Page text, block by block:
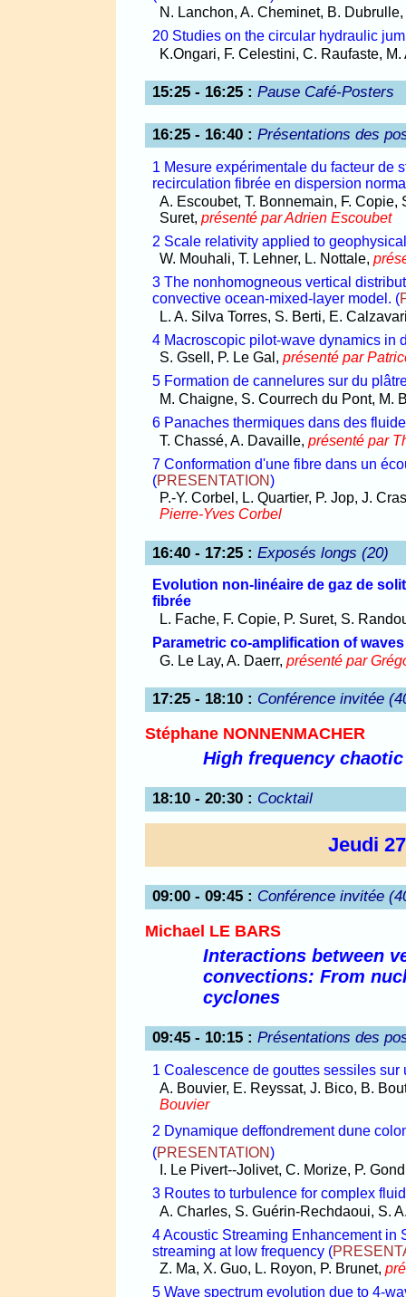
N. Lanchon, A. Cheminet, B. Dubrulle,
20 Studies on the circular hydraulic
K.Ongari, F. Celestini, C. Raufaste,
15:25 - 16:25 :Pause Café­-Posters
16:25 - 16:40 :Présentations des
1 Mesure expérimentale du facteur de
recirculation fibrée en dispersion
A. Escoubet, T. Bonnemain, F.
Suret, présenté par Adrien Escoubet
2 Scale relativity applied to
W. Mouhali, T. Lehner, L. Nottale,
3 The nonhomogneous vertical
convective ocean-mixed-layer model. (
L. A. Silva Torres, S. Berti, E.
4 Macroscopic pilot-wave dynamics in
S. Gsell, P. Le Gal, présenté par
5 Formation de cannelures sur du
M. Chaigne, S. Courrech du Pont, M.
6 Panaches thermiques dans des
T. Chassé, A. Davaille, présenté par
7 Conformation d'une fibre dans un
(PRESENTATION)
P.-Y. Corbel, L. Quartier, P. Jop, J.
Pierre-Yves Corbel
16:40 - 17:25 :Exposés longs (20)
Evolution non-linéaire de gaz de
fibrée
L. Fache, F. Copie, P. Suret, S.
Parametric co-amplification of
G. Le Lay, A. Daerr, présenté par
17:25 - 18:10 : Conférence invitée
Stéphane NONNENMACHER
High frequency
18:10 - 20:30 : Cocktail
Jeudi
09:00 - 09:45 : Conférence invitée
Michael LE BARS
Interactions between
convections: From
cyclones
09:45 - 10:15 :Présentations des
1 Coalescence de gouttes sessiles sur
A. Bouvier, E. Reyssat, J. Bico, B.
Bouvier
2 Dynamique deffondrement dune
(PRESENTATION)
I. Le Pivert--Jolivet, C. Morize, P.
3 Routes to turbulence for complex
A. Charles, S. Guérin-Rechdaoui, S.
4 Acoustic Streaming Enhancement
streaming at low frequency (
Z. Ma, X. Guo, L. Royon, P. Brunet,
5 Wave spectrum evolution due to 4-